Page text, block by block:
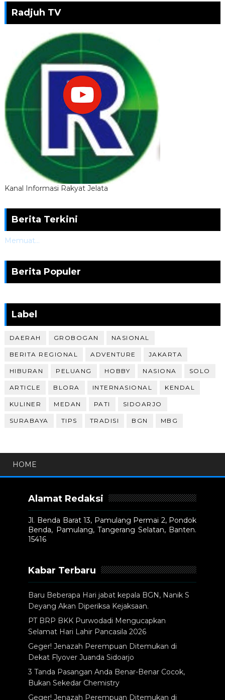
Radjuh TV
Kanal Informasi Rakyat Jelata
Berita Terkini
Memuat...
Berita Populer
Label
DAERAH GROBOGAN NASIONAL
BERITA REGIONAL ADVENTURE JAKARTA
HIBURAN PELUANG HOBBY NASIONA SOLO
ARTICLE BLORA INTERNASIONAL KENDAL
KULINER MEDAN PATI SIDOARJO
SURABAYA TIPS TRADISI BGN MBG
HOME
Alamat Redaksi
Jl. Benda Barat 13, Pamulang Permai 2, Pondok
Benda, Pamulang, Tangerang Selatan, Banten.
15416
Kabar Terbaru
Baru Beberapa Hari jabat kepala BGN, Nanik S
Deyang Akan Diperiksa Kejaksaan.
PT BRP BKK Purwodadi Mengucapkan
Selamat Hari Lahir Pancasila 2026
Geger! Jenazah Perempuan Ditemukan di
Dekat Flyover Juanda Sidoarjo
3 Tanda Pasangan Anda Benar-Benar Cocok,
Bukan Sekedar Chemistry
Geger! Jenazah Perempuan Ditemukan di